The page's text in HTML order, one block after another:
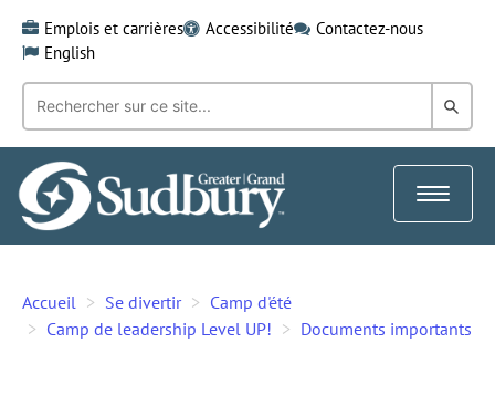
content
Emplois et carrières Accessibilité
Contactez-nous
English
Recherche
mot-
clé:
dans
Toggle
Accueil Se divertir
Camp d'été
Camp de leadership Level UP!
Documents importants